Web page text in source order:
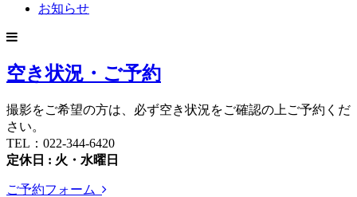
お知らせ
空き状況・ご予約
撮影をご希望の方は、必ず空き状況をご確認の上ご予約くだ
さい。
TEL：022-344-6420
定休日 : 火・水曜日
ご予約フォーム